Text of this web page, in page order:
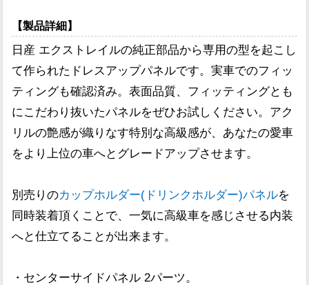
【製品詳細】
日産 エクストレイルの純正部品から専用の型を起こし
て作られたドレスアップパネルです。実車でのフィッ
ティングも確認済み。表面品質、フィッティングとも
にこだわり抜いたパネルをぜひお試しください。アク
リルの艶感が織りなす特別な高級感が、あなたの愛車
をより上位の車へとグレードアップさせます。
別売りのカップホルダー(ドリンクホルダー)パネルを
同時装着頂くことで、一気に高級車を感じさせる内装
へと仕立てることが出来ます。
・センターサイドパネル 2パーツ。